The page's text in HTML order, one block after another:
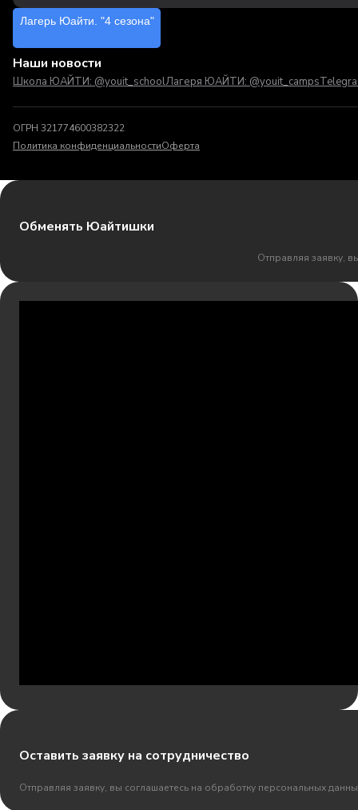
Лагерь Юайти. "4 сезона"
Наши новости
Школа ЮАЙТИ: @youit_schoolЛагеря ЮАЙТИ: @youit_camps
ОГРН 321774600382322
Политика конфиденциальностиОферта
Обменять Юайтишки
Отправляя заявку,
Оставить заявку на сотрудничество
Отправляя заявку, вы соглашаетесь на обработку персональных